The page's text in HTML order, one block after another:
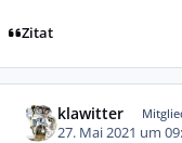
Zitat
klawitter
27. Mai 2021 um